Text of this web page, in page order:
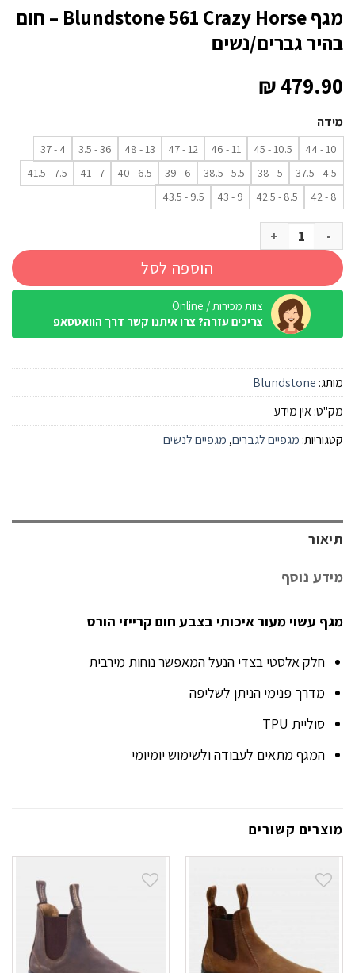
מגף Blundstone 561 Crazy Horse – חום
בהיר גברים/נשים
₪479.90
מידה
10 - 44
10.5 - 45
11 - 46
12 - 47
13 - 48
36 - 3.5
4 - 37
4.5 - 37.5
5 - 38
5.5 - 38.5
6 - 39
6.5 - 40
7 - 41
7.5 - 41.5
8 - 42
8.5 - 42.5
9 - 43
9.5 - 43.5
כמות של מגף Blundstone 561 Crazy Horse - חום בהיר גברים/נשים
הוספה לסל
צוות מכירות / Online
צריכים עזרה? צרו איתנו קשר דרך הוואטסאפ
מותג: Blundstone
מק"ט:אין מידע
קטגוריות: מגפיים לגברים, מגפיים לנשים
תיאור
מידע נוסף
מגף עשוי מעור איכותי בצבע חום קרייזי הורס
חלק אלסטי בצדי הנעל המאפשר נוחות מירבית
מדרך פנימי הניתן לשליפה
סוליית TPU
המגף מתאים לעבודה ולשימוש יומיומי
מוצרים קשורים